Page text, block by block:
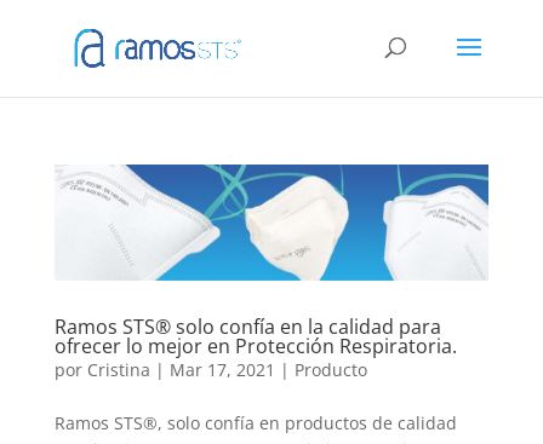
Ramos STS® solo confía en la calidad para
ofrecer lo mejor en Protección Respiratoria.
por Cristina | Mar 17, 2021 | Producto
Ramos STS®, solo confía en productos de calidad